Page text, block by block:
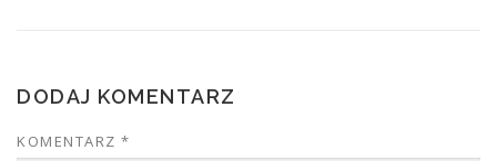
DODAJ KOMENTARZ
KOMENTARZ *